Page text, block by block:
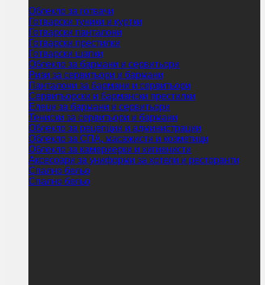
Облекло за готвачи
Готварски туники и куртки
Готварски панталони
Готварски престилки
Готварски шапки
Облекло за бармани и сервитьори
Ризи за сервитьори и бармани
Панталони за бармани и сервитьори
Сервитьорски и бармански престилки
Елеци за бармани и сервитьори
Тениски за сервитьори и бармани
Облекло за рецепции и администрации
Облекло за СПА, масажисти и козметици
Облекло за камериерки и хигиенисти
Аксесоари за униформи за хотели и ресторанти
Спално бельо
Спално бельо